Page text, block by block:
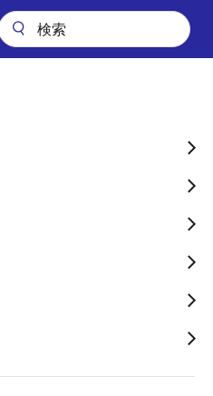
累計）の連結業績予想お
といたしましたのでお知